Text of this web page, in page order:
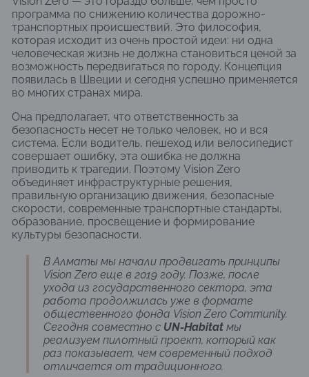
программа по снижению количества дорожно-
транспортных происшествий. Это философия,
которая исходит из очень простой идеи: ни одна
человеческая жизнь не должна становиться ценой за
возможность передвигаться по городу. Концепция
появилась в Швеции и сегодня успешно применяется
во многих странах мира.
Она предполагает, что ответственность за
безопасность несет не только человек, но и вся
система. Если водитель, пешеход или велосипедист
совершает ошибку, эта ошибка не должна
приводить к трагедии. Поэтому Vision Zero
объединяет инфраструктурные решения,
правильную организацию движения, безопасные
скорости, современные транспортные стандарты,
образование, просвещение и формирование
культуры безопасности.
В Алматы мы начали продвигать принципы
Vision Zero еще в 2019 году. Позже, после
ухода из государственного сектора, эта
работа продолжилась уже в формате
общественного фонда Vision Zero Community.
Сегодня совместно с UN-Habitat мы
реализуем пилотный проект, который как
раз показывает, чем современный подход
отличается от традиционного.